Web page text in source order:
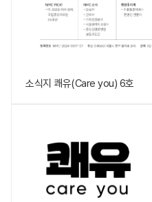
소식지 쾌유(Care you) 6호